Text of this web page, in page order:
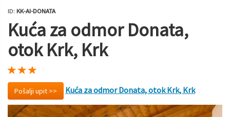
ID: KK-AI-DONATA
Kuća za odmor Donata,
otok Krk, Krk
Pošalji upit >> Kuća za odmor Donata, otok Krk, Krk